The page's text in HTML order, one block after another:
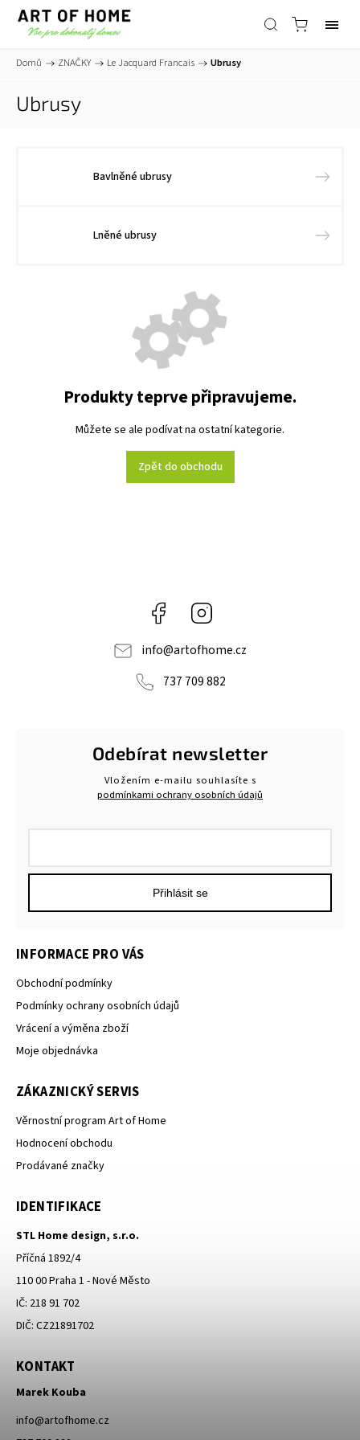
Domů / ZNAČKY / Le Jacquard Francais / Ubrusy
Ubrusy
Bavlněné ubrusy
Lněné ubrusy
Produkty teprve připravujeme.
Můžete se ale podívat na ostatní kategorie.
Zpět do obchodu
Facebook
info@artofhome.cz
737 709 882
Odebírat newsletter
Vložením e-mailu souhlasíte s
podmínkami ochrany osobních údajů
Přihlásit se
INFORMACE PRO VÁS
Obchodní podmínky
Podmínky ochrany osobních údajů
Vrácení a výměna zboží
Moje objednávka
ZÁKAZNICKÝ SERVIS
Věrnostní program Art of Home
Hodnocení obchodu
Prodávané značky
IDENTIFIKACE
STL Home design, s.r.o.
Příčná 1892/4
110 00 Praha 1 - Nové Město
IČ: 218 91 702
DIČ: CZ21891702
KONTAKT
Marek Kouba
info@artofhome.cz